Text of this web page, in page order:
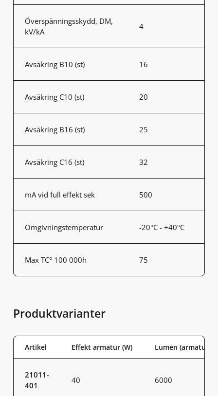
Överspänningsskydd, DM,
kV/kA
4
Avsäkring B10 (st) 16
Avsäkring C10 (st) 20
Avsäkring B16 (st) 25
Avsäkring C16 (st) 32
mA vid full effekt sek 500
Omgivningstemperatur -20°C - +40°C
Max TC° 100 000h 75
Produktvarianter
Artikel Effekt armatur (W) Lumen (armatur)
21011-
401
40 6000